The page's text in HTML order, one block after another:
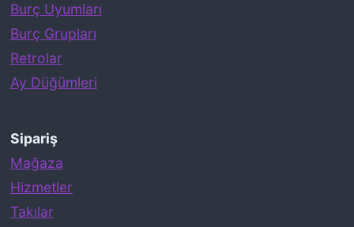
Burç Uyumları
Burç Grupları
Retrolar
Ay Düğümleri
Sipariş
Mağaza
Hizmetler
Takılar